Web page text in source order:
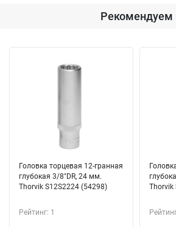
Рекомендуем
Головка торцевая 12-гранная
глубокая 3/8"DR, 24 мм.
Thorvik S12S2224 (54298)
Рейтинг: 1
Thorvik